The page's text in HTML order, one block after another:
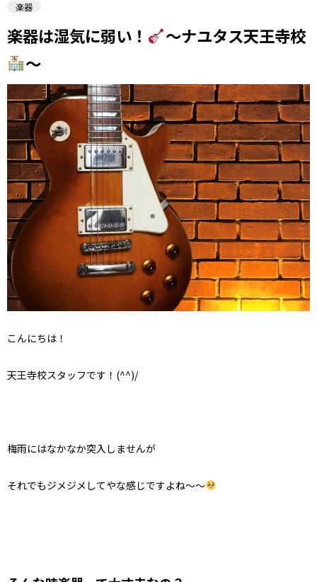
楽器
楽器は湿気に弱い！
～ナユタス天王寺校
～
こんにちは！
天王寺校スタッフです！(^^)/
梅雨にはなかなか突入しませんが
それでもジメジメしてやな感じですよね～～